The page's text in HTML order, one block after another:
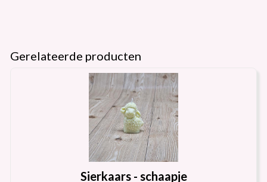
Gerelateerde producten
Sierkaars - schaapje